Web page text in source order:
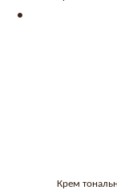
Крем